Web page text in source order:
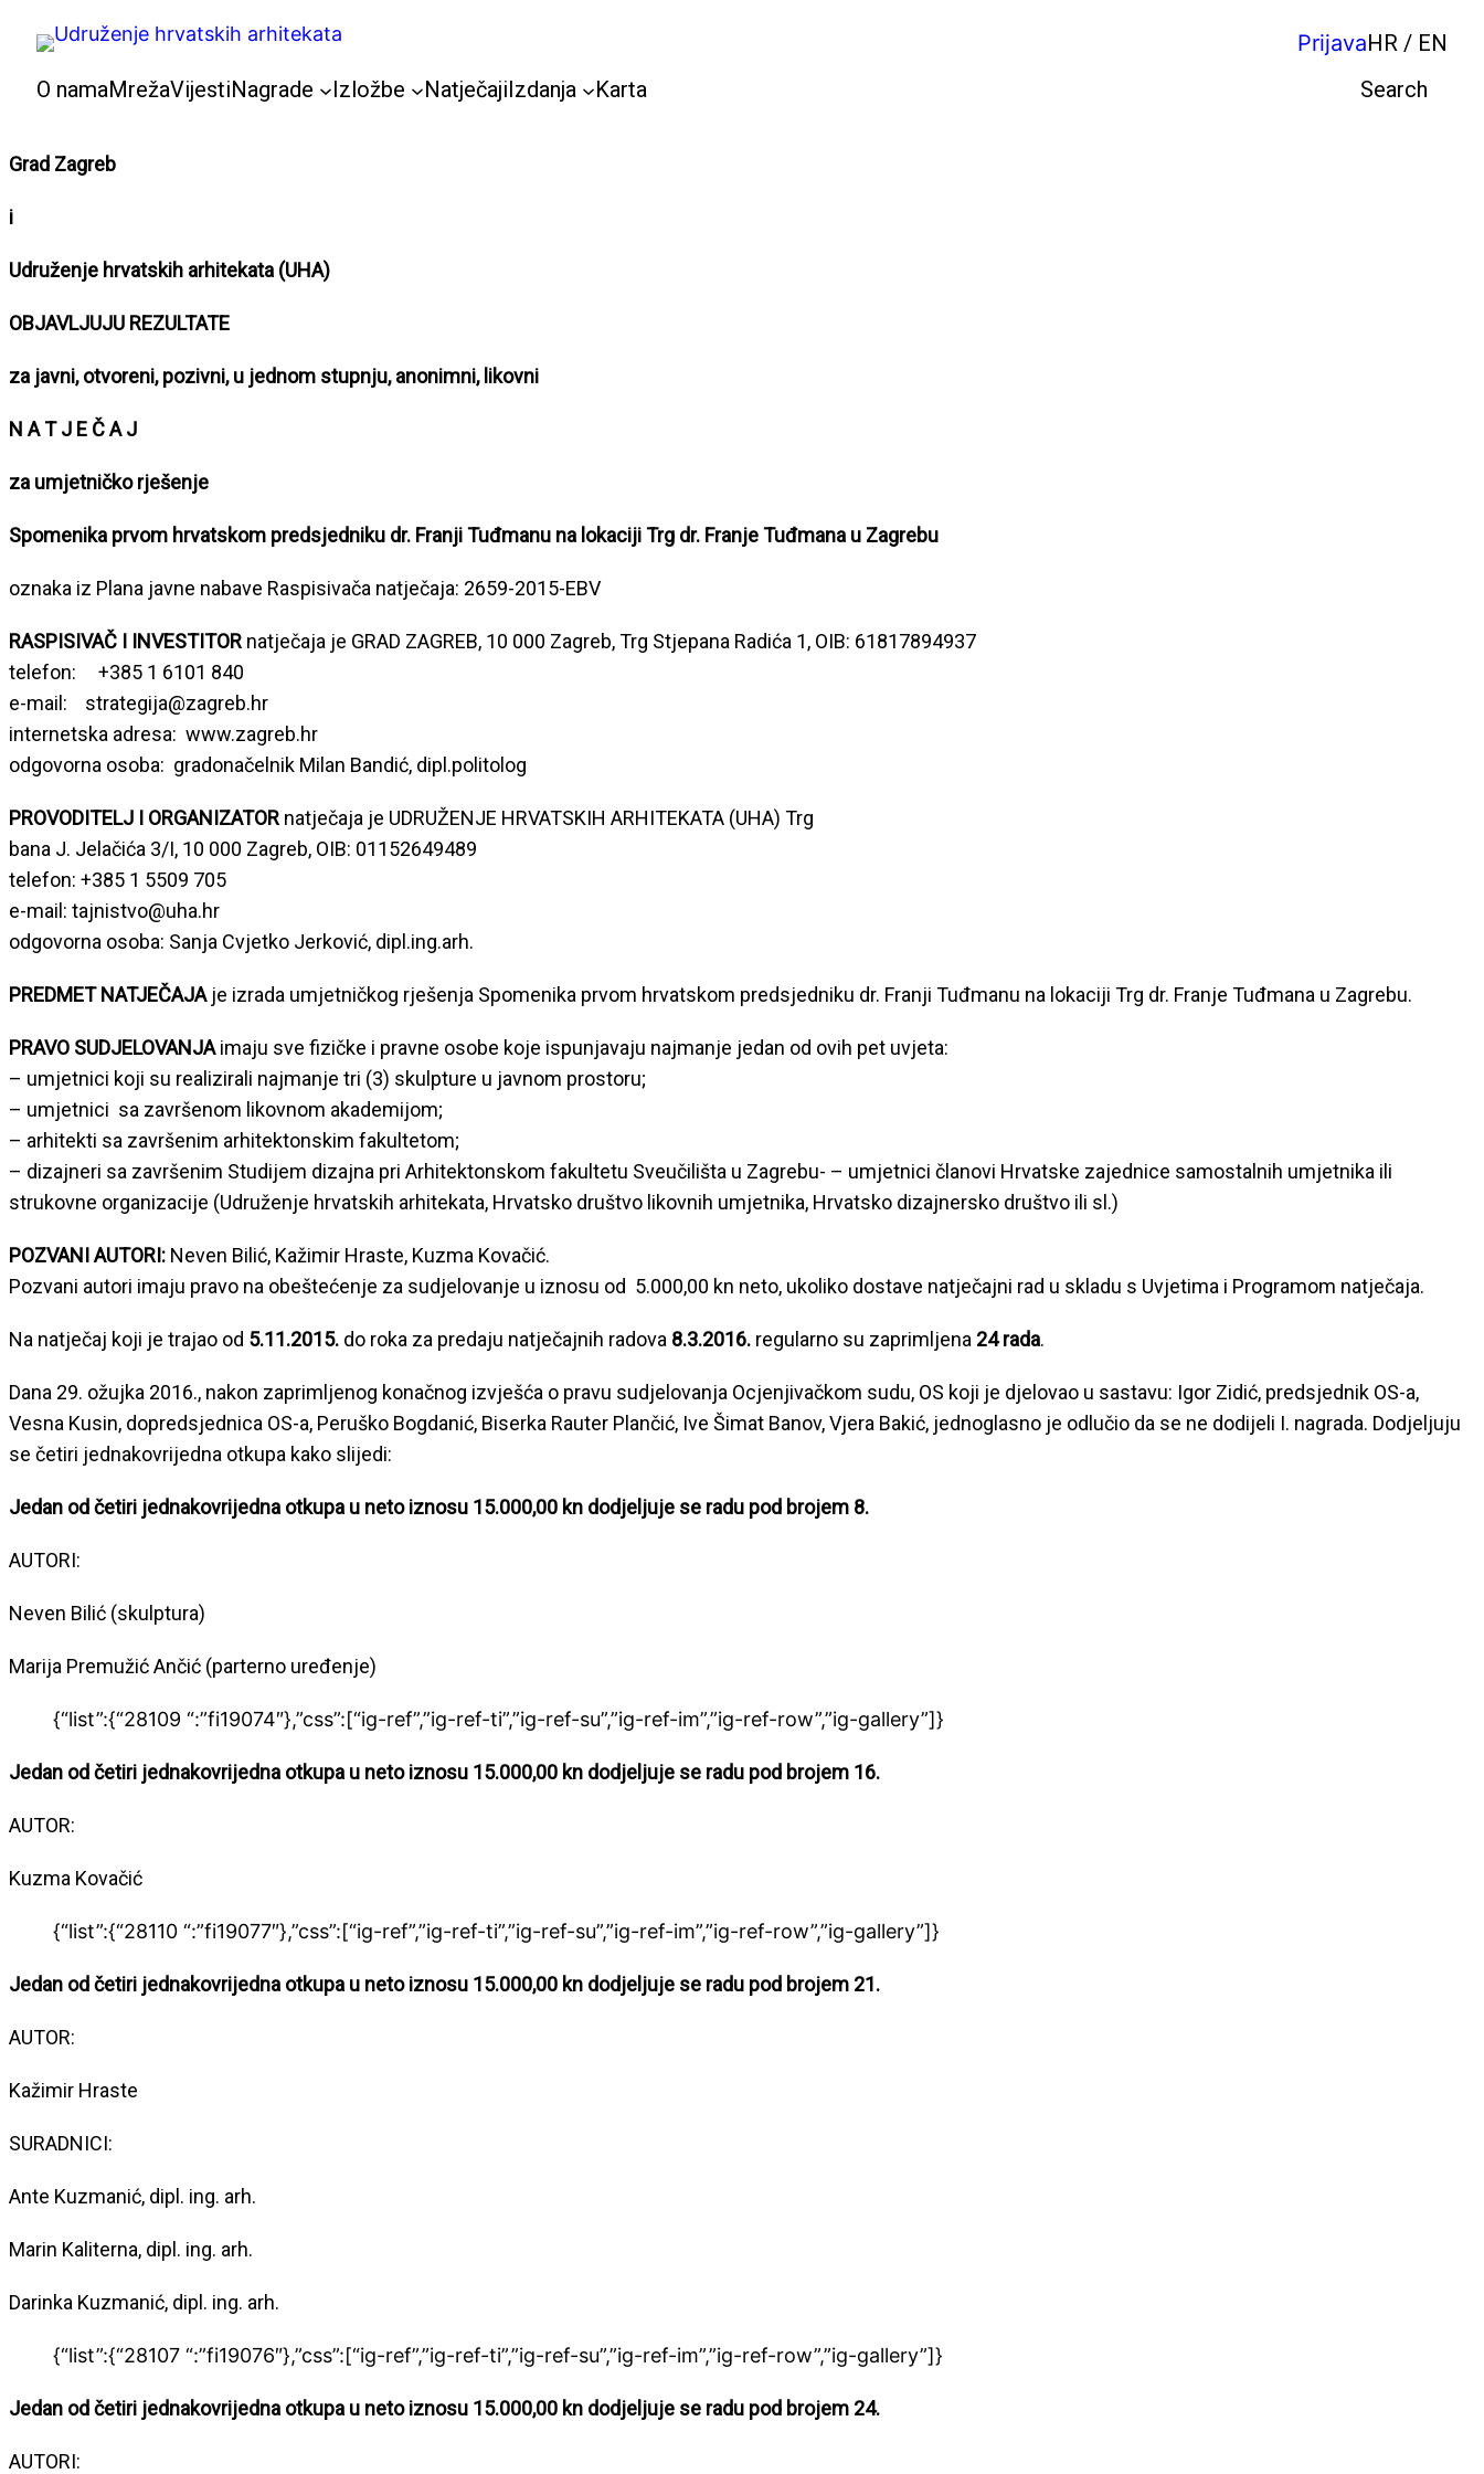
Skoči
sadržaja
PrijavaHR / EN
O namaMrežaVijestiNagrade Izložbe NatječajiIzdanja Karta
Grad Zagreb
i
Udruženje hrvatskih arhitekata (UHA)
OBJAVLJUJU REZULTATE
za javni, otvoreni, pozivni, u jednom stupnju, anonimni, likovni
N A T J E Č A J
za umjetničko rješenje
Spomenika prvom hrvatskom predsjedniku dr. Franji Tuđmanu na lokaciji Trg dr. Franje Tuđmana u Zagrebu
oznaka iz Plana javne nabave Raspisivača natječaja: 2659-2015-EBV
RASPISIVAČ I INVESTITOR natječaja je GRAD ZAGREB, 10 000 Zagreb, Trg Stjepana Radića 1, OIB: 61817894937
telefon: +385 1 6101 840
e-mail: strategija@zagreb.hr
internetska adresa: www.zagreb.hr
odgovorna osoba: gradonačelnik Milan Bandić, dipl.politolog
PROVODITELJ I ORGANIZATOR natječaja je UDRUŽENJE HRVATSKIH ARHITEKATA (UHA) Trg
bana J. Jelačića 3/I, 10 000 Zagreb, OIB: 01152649489
telefon: +385 1 5509 705
e-mail: tajnistvo@uha.hr
odgovorna osoba: Sanja Cvjetko Jerković, dipl.ing.arh.
PREDMET NATJEČAJAje izrada umjetničkog rješenja Spomenika prvom hrvatskom predsjedniku dr. Franji Tuđmanu na lokaciji Trg dr. Franje Tuđmana u Zagrebu.
PRAVO SUDJELOVANJAimaju sve fizičke i pravne osobe koje ispunjavaju najmanje jedan od ovih pet uvjeta:
– umjetnici koji su realizirali najmanje tri (3) skulpture u javnom prostoru;
– umjetnici sa završenom likovnom akademijom;
– arhitekti sa završenim arhitektonskim fakultetom;
– dizajneri sa završenim Studijem dizajna pri Arhitektonskom fakultetu Sveučilišta u Zagrebu- – umjetnici članovi Hrvatske zajednice samostalnih umjetnika ili
strukovne organizacije (Udruženje hrvatskih arhitekata, Hrvatsko društvo likovnih umjetnika, Hrvatsko dizajnersko društvo ili sl.)
POZVANI AUTORI: Neven Bilić, Kažimir Hraste, Kuzma Kovačić.
Pozvani autori imaju pravo na obeštećenje za sudjelovanje u iznosu od 5.000,00 kn neto, ukoliko dostave natječajni rad u skladu s Uvjetima i Programom natječaja.
Na natječaj koji je trajao od 5.11.2015. do roka za predaju natječajnih radova 8.3.2016. regularno su zaprimljena 24 rada.
Dana 29. ožujka 2016., nakon zaprimljenog konačnog izvješća o pravu sudjelovanja Ocjenjivačkom sudu, OS koji je djelovao u sastavu: Igor Zidić, predsjednik OS-a,
Vesna Kusin, dopredsjednica OS-a, Peruško Bogdanić, Biserka Rauter Plančić, Ive Šimat Banov, Vjera Bakić, jednoglasno je odlučio da se ne dodijeli I. nagrada. Dodjeljuju
se četiri jednakovrijedna otkupa kako slijedi:
Jedan od četiri jednakovrijedna otkupa u neto iznosu 15.000,00 kn dodjeljuje se radu pod brojem 8.
AUTORI:
Neven Bilić (skulptura)
Marija Premužić Ančić (parterno uređenje)
{“list”:{“28109 “:”fi19074″},”css”:[“ig-ref”,”ig-ref-ti”,”ig-ref-su”,”ig-ref-im”,”ig-ref-row”,”ig-gallery”]}
Jedan od četiri jednakovrijedna otkupa u neto iznosu 15.000,00 kn dodjeljuje se radu pod brojem 16.
AUTOR:
Kuzma Kovačić
{“list”:{“28110 “:”fi19077″},”css”:[“ig-ref”,”ig-ref-ti”,”ig-ref-su”,”ig-ref-im”,”ig-ref-row”,”ig-gallery”]}
Jedan od četiri jednakovrijedna otkupa u neto iznosu 15.000,00 kn dodjeljuje se radu pod brojem 21.
AUTOR:
Kažimir Hraste
SURADNICI:
Ante Kuzmanić, dipl. ing. arh.
Marin Kaliterna, dipl. ing. arh.
Darinka Kuzmanić, dipl. ing. arh.
{“list”:{“28107 “:”fi19076″},”css”:[“ig-ref”,”ig-ref-ti”,”ig-ref-su”,”ig-ref-im”,”ig-ref-row”,”ig-gallery”]}
Jedan od četiri jednakovrijedna otkupa u neto iznosu 15.000,00 kn dodjeljuje se radu pod brojem 24.
AUTORI: